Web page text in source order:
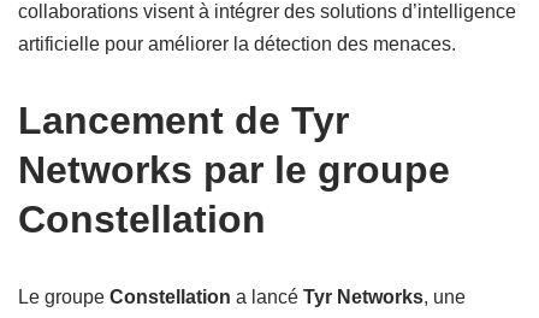
collaborations visent à intégrer des solutions d’intelligence
artificielle pour améliorer la détection des menaces.
Lancement de Tyr
Networks par le groupe
Constellation
Le groupe Constellation a lancé Tyr Networks, une